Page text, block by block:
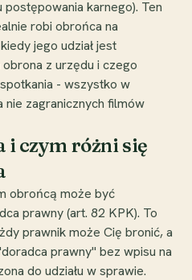
karnego). Ten
robi obrońca na
jego udział jest
z urzędu i czego
- wszystko w
zagranicznych filmów
i czym różni się
obrońcą może być
prawny (art. 82 KPK). To
prawnik może Cię bronić, a
prawny" bez wpisu na
do udziału w sprawie.